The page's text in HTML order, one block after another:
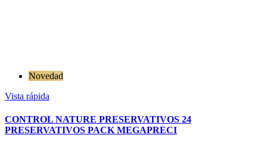
Novedad
Vista rápida
CONTROL NATURE PRESERVATIVOS 24
PRESERVATIVOS PACK MEGAPRECI